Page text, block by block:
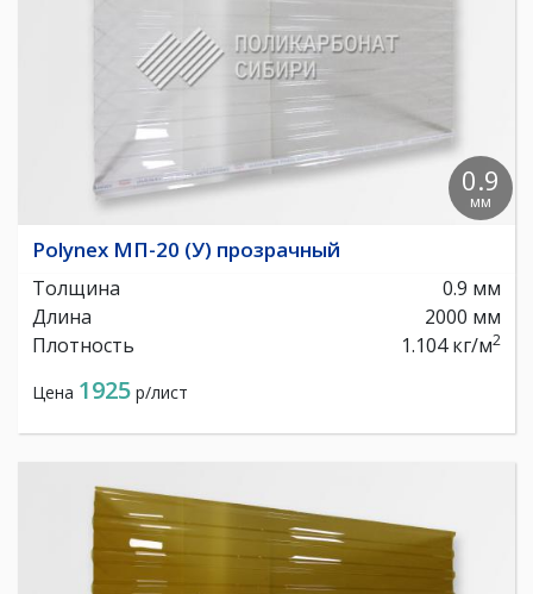
0.9
мм
Polynex МП-20 (У) прозрачный
Толщина
0.9 мм
Длина
2000 мм
Плотность
1.104 кг/м2
Цена 1925 р/лист